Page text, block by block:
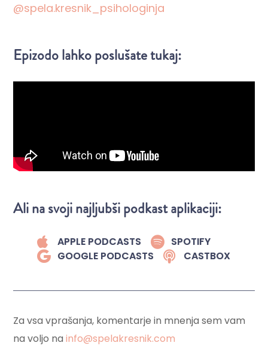
@spela.kresnik_psihologinja
Epizodo lahko poslušate tukaj:
Ali na svoji najljubši podkast aplikaciji:
APPLE PODCASTS
SPOTIFY
GOOGLE PODCASTS
CASTBOX
Za vsa vprašanja, komentarje in mnenja sem vam
na voljo nainfo@spelakresnik.com